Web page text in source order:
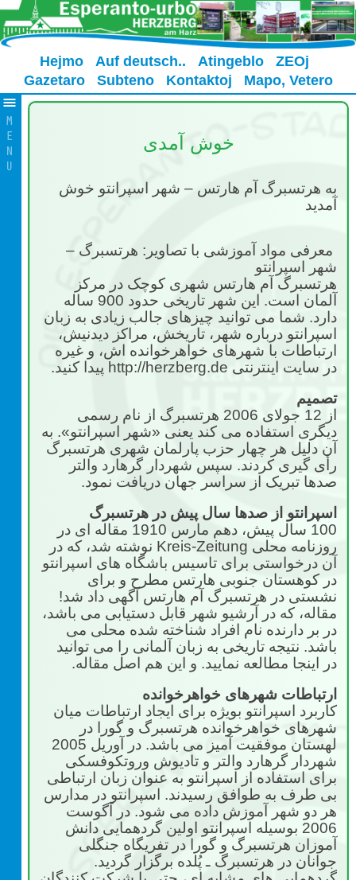
Hejmo Auf deutsch.. Atingeblo
ZEOj
Gazetaro
Subteno Kontaktoj Mapo, Vetero
خوش آمدی
به هرتسبرگ آم هارتس – شهر اسپرانتو خوش
آمدید
معرفی مواد آموزشی با تصاویر: هرتسبرگ –
شهر اسپرانتو
هرتسبرگ آم هارتس شهری کوچک در مرکز
آلمان است. این شهر تاریخی حدود 900 ساله
دارد. شما می توانید چیزهای جالب زیادی به زبان
اسپرانتو درباره شهر، تاریخش، مراکز دیدنیش،
ارتباطات با شهرهای خواهرخوانده اش، و غیره
در سایت اینترنتی http://herzberg.de پیدا کنید.
تصمیم
از 12 جولای 2006 هرتسبرگ از نام رسمی
دیگری استفاده می کند یعنی «شهر اسپرانتو». به
آن دلیل هر چهار حزب پارلمان شهری هرتسبرگ
رأی گیری کردند. سپس شهردار گرهارد والتر
صدها تبریک از سراسر جهان دریافت نمود.
اسپرانتو از صدها سال پیش در هرتسبرگ
100 سال پیش، دهم مارس 1910 مقاله ای در
روزنامه محلی Kreis-Zeitung نوشته شد، که در
آن درخواستی برای تاسیس باشگاه های اسپرانتو
در کوهستان جنوبی هارتس مطرح و برای
نشستی در هرتسبرگ آم هارتس آگهی داد شد!
مقاله، که در آرشیو شهر قابل دستیابی می باشد،
در بر دارنده نام افراد شناخته شده محلی می
باشد. نتیجه تاریخی به زبان آلمانی را می توانید
در اینجا مطالعه نمایید. و این هم اصل مقاله.
ارتباطات شهرهای خواهرخوانده
کاربرد اسپرانتو بویژه برای ایجاد ارتباطات میان
شهرهای خواهرخوانده هرتسبرگ و گورا در
لهستان موفقیت آمیز می باشد. در آوریل 2005
شهردار گرهارد والتر و تادیوش وروتکوفسکی
برای استفاده از اسپرانتو به عنوان زبان ارتباطی
بی طرف به طوافق رسیدند. اسپرانتو در مدارس
هر دو شهر آموزش داده می شود. در آگوست
2006 بوسیله اسپرانتو اولین گردهمایی دانش
آموزان هرتسبرگ و گورا در تفریگاه جنگلی
جوانان در هرتسبرگ ـ پُلده برگزار گردید.